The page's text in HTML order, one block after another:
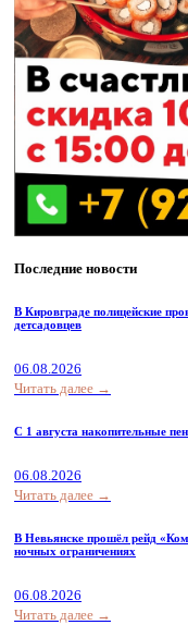
Последние новости
В Кировграде полицейские
детсадовцев
06.08.2026
Читать далее →
С 1 августа накопительные
06.08.2026
Читать далее →
В Невьянске прошёл рейд
ночных ограничениях
06.08.2026
Читать далее →